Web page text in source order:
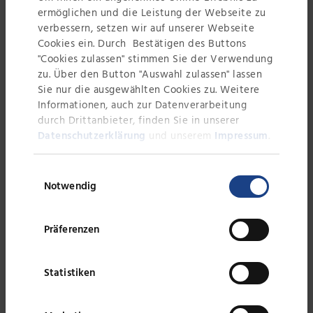
ermöglichen und die Leistung der Webseite zu
verbessern, setzen wir auf unserer Webseite
Cookies ein. Durch Bestätigen des Buttons
"Cookies zulassen" stimmen Sie der Verwendung
zu. Über den Button "Auswahl zulassen" lassen
Sie nur die ausgewählten Cookies zu. Weitere
Informationen, auch zur Datenverarbeitung
durch Drittanbieter, finden Sie in unserer
Datenschutzerklärung und unserem Impressum
Notwendig
Präferenzen
Statistiken
vor allem der Dank an die Mitarbeiterinnen und
Mitarbeiter im Mittelpunkt –…
WEITERLESEN